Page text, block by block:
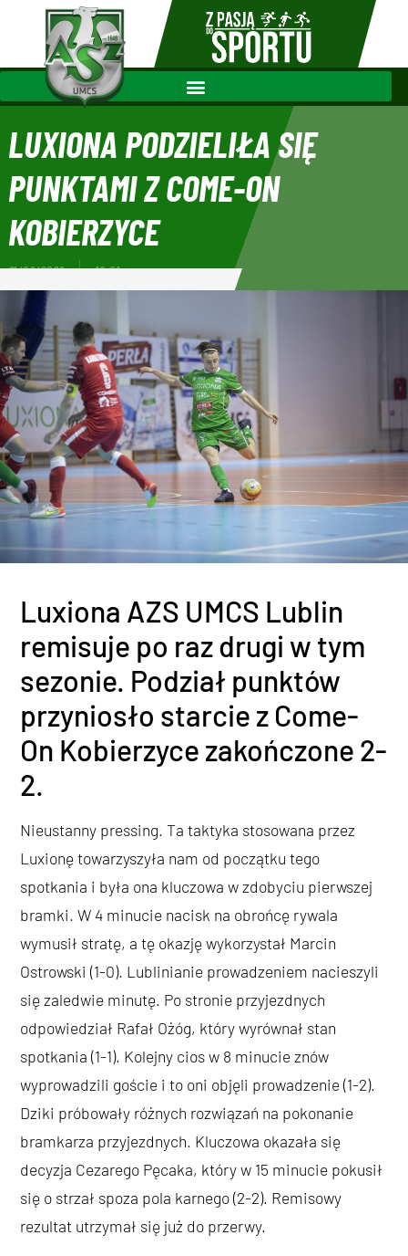
LUXIONA PODZIELIŁA SIĘ
PUNKTAMI Z COME-ON
KOBIERZYCE
21/02/2022 10:01
Luxiona AZS UMCS Lublin
remisuje po raz drugi w tym
sezonie. Podział punktów
przyniosło starcie z Come-
On Kobierzyce zakończone 2-
2.
Nieustanny pressing. Ta taktyka stosowana przez
Luxionę towarzyszyła nam od początku tego
spotkania i była ona kluczowa w zdobyciu pierwszej
bramki. W 4 minucie nacisk na obrońcę rywala
wymusił stratę, a tę okazję wykorzystał Marcin
Ostrowski (1-0). Lublinianie prowadzeniem nacieszyli
się zaledwie minutę. Po stronie przyjezdnych
odpowiedział Rafał Ożóg, który wyrównał stan
spotkania (1-1). Kolejny cios w 8 minucie znów
wyprowadzili goście i to oni objęli prowadzenie (1-2).
Dziki próbowały różnych rozwiązań na pokonanie
bramkarza przyjezdnych. Kluczowa okazała się
decyzja Cezarego Pęcaka, który w 15 minucie pokusił
się o strzał spoza pola karnego (2-2). Remisowy
rezultat utrzymał się już do przerwy.